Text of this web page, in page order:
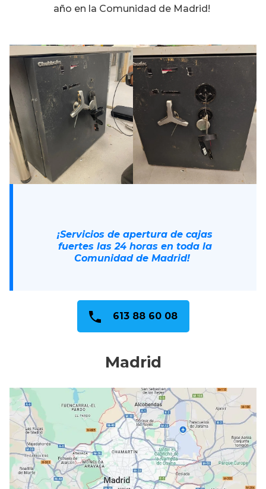
año en la Comunidad de Madrid!
¡Servicios de apertura de cajas
fuertes las 24 horas en toda la
Comunidad de Madrid!
613 88 60 08
Madrid